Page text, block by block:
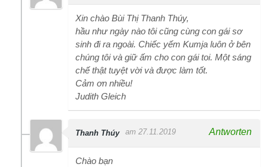
Xin chào Bùi Thị Thanh Thúy,
hầu như ngày nào tôi cũng cùng con gái sơ
sinh đi ra ngoài. Chiếc yếm Kumja luôn ở bên
chúng tôi và giữ ấm cho con gái toi. Một sáng
chế thật tuyệt vời và được làm tốt.
Cảm ơn nhiều!
Judith Gleich
Thanh Thúy am 27.11.2019 Antworten
Chào bạn